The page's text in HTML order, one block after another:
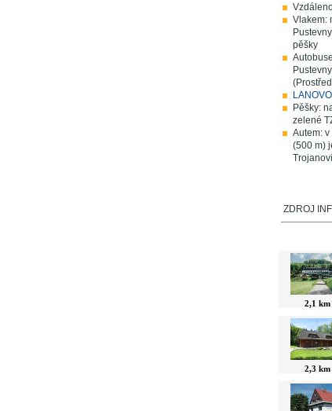
Vlakem:
pěšky
Pěšky:
zelené
Autem:
(500 m)
ZDROJ
2,1 km
2,3 km